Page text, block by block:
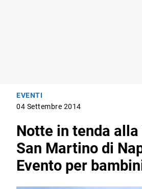
EVENTI
04 Settembre 2014
Notte in tenda alla
San Martino di
Evento per